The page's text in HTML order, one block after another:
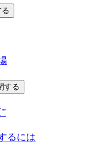
る
する
るには